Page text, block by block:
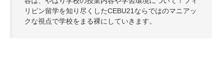
リピン留学を知り尽くしたCEBU21ならではのマニアッ
クな視点で学校をまる裸にしていきます。